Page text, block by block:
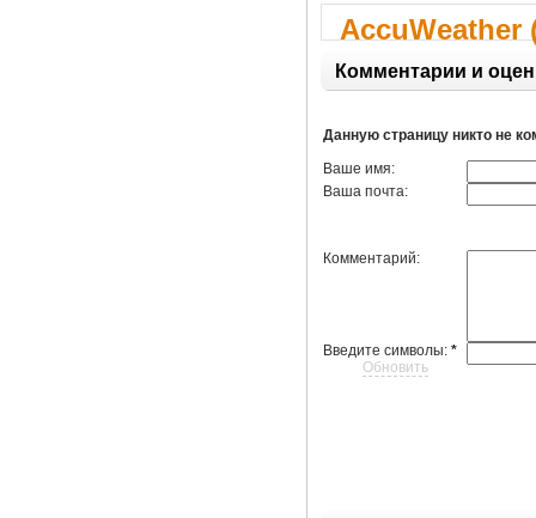
AccuWeather
Комментарии и
Данную страницу никто не
Ваше имя:
Ваша почта:
Комментарий:
Введите символы:*
Обновить